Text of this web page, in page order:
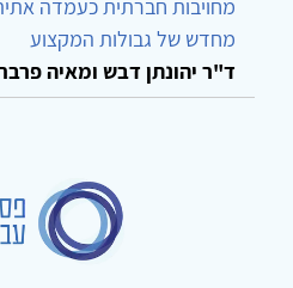
מחויבות חברתית כעמדה
מחדש של גבולות המקצוע
ד"ר יהונתן דבש ומאיה